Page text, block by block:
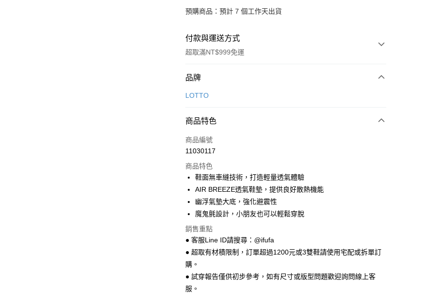
預購商品：預計 7 個工作天出貨
付款與運送方式
超取滿NT$999免運
付款方式
信用卡一次付款
Apple Pay
街口支付
Google Pay
AFTEE先享後付
相關說明
【關於「AFTEE先享後付」】
AFTEE先享後付是「在收到商品之後才付款」的支付方式。 讓您購物簡單
便利好安心！
１．簡單：不需註冊會員、不需綁卡、不需儲值。
ATM付款
品牌
LOTTO
商品特色
商品編號
11030117
商品特色
鞋面無車縫技術，打造輕量透氣體驗
AIR BREEZE透氣鞋墊，提供良好散熱機能
幽浮氣墊大底，強化避震性
魔鬼氈設計，小朋友也可以輕鬆穿脫
銷售重點
● 客服Line ID請搜尋：@ifufa
● 超取有材積限制，訂單超過1200元或3雙鞋請使用宅配或拆單訂
購。
● 試穿報告僅供初步參考，如有尺寸或版型問題歡迎詢問線上客
服。